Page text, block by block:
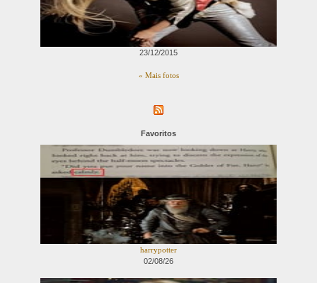
23/12/2015
« Mais fotos
Favoritos
harrypotter
02/08/26